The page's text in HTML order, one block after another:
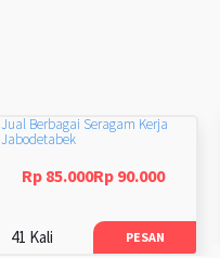
Jual Berbagai Seragam Kerja
Jabodetabek
Rp 85.000Rp 90.000
41 Kali PESAN